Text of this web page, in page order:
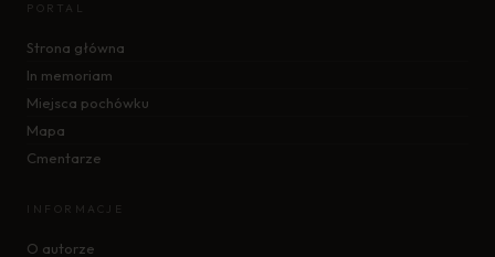
PORTAL
Strona główna
In memoriam
Miejsca pochówku
Mapa
Cmentarze
INFORMACJE
O autorze